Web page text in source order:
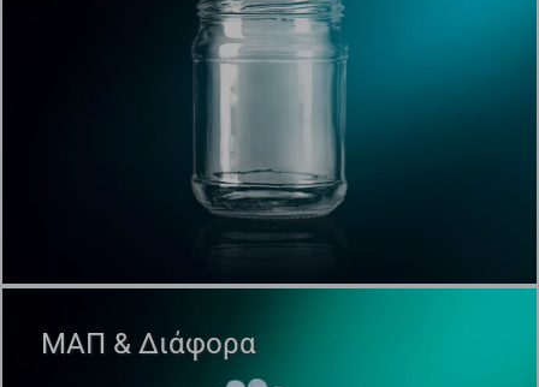
ΜΑΠ & Διάφορα